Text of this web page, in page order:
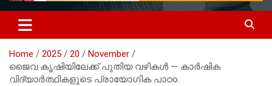
Home 2025 20
November
ജൈവ കൃഷിയിലേക്ക് പുതിയ വഴികൾ — കാർഷിക
വിദ്യാർത്ഥികളുടെ പ്രായോഗിക പാഠo.